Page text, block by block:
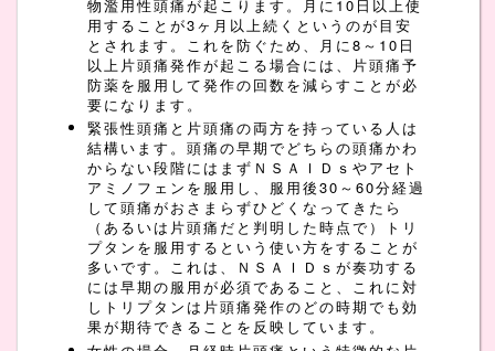
物濫用性頭痛が起こります。月に10日以上使
用することが3ヶ月以上続くというのが目安
とされます。これを防ぐため、月に8～10日
以上片頭痛発作が起こる場合には、片頭痛予
防薬を服用して発作の回数を減らすことが必
要になります。
緊張性頭痛と片頭痛の両方を持っている人は
結構います。頭痛の早期でどちらの頭痛かわ
からない段階にはまずＮＳＡＩＤｓやアセト
アミノフェンを服用し、服用後30～60分経過
して頭痛がおさまらずひどくなってきたら
（あるいは片頭痛だと判明した時点で）トリ
プタンを服用するという使い方をすることが
多いです。これは、ＮＳＡＩＤｓが奏功する
には早期の服用が必須であること、これに対
しトリプタンは片頭痛発作のどの時期でも効
果が期待できることを反映しています。